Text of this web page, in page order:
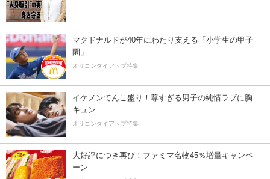
マクドナルドが40年にわたり支える「小学生の甲子
園」
オリコンタイアップ特集
イケメンてんこ盛り！尊すぎる男子の純情ラブに胸
キュン
オリコンタイアップ特集
大好評につき再び！ファミマ名物45％増量キャンペ
ーン